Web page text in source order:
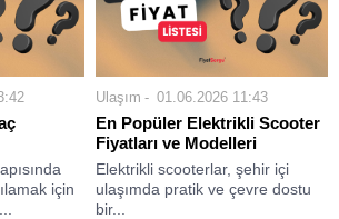
için
Ulaşım 01.06.2026 11:43
En Popüler Elektrikli Scooter
Fiyatları ve Modelleri
Elektrikli scooterlar, şehir içi
ulaşımda pratik ve çevre dostu
bir...